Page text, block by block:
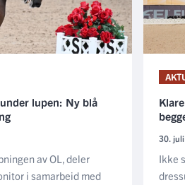
lupen: Ny blå
av OL, deler
i samarbeid med
30.
Ikke